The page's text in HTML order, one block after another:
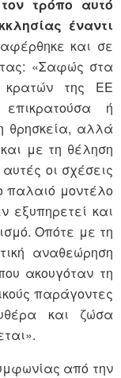
τρόπο αυτό
έναντι
και σε
«Σαφώς στα
κρατών της ΕΕ
ή
θρησκεία, αλλά
με τη θέληση
οι σχέσεις
παλαιό μοντέλο
εξυπηρετεί και
Οπότε με τη
αναθεώρηση
ακουγόταν τη
παράγοντες
και ζώσα
από την